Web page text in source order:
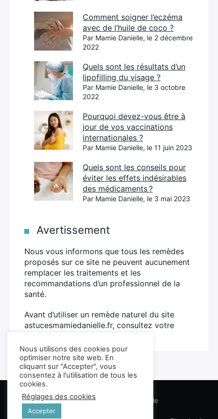
Comment soigner l’eczéma
avec de l’huile de coco ?
Par Mamie Danielle, le 2 décembre
2022
Quels sont les résultats d’un
lipofilling du visage ?
Par Mamie Danielle, le 3 octobre
2022
Pourquoi devez-vous être à
jour de vos vaccinations
internationales ?
Par Mamie Danielle, le 11 juin 2023
Quels sont les conseils pour
éviter les effets indésirables
des médicaments ?
Par Mamie Danielle, le 3 mai 2023
Avertissement
Nous vous informons que tous les remèdes
proposés sur ce site ne peuvent aucunement
remplacer les traitements et les
recommandations d’un professionnel de la
santé.
Avant d’utiliser un remède naturel du site
astucesmamiedanielle.fr, consultez votre
Les Astuces de Mamie Danielle
Nous utilisons des cookies pour
optimiser notre site web. En
cliquant sur "Accepter", vous
consentez à l'utilisation de tous les
cookies.
Réglages des cookies
Accepter